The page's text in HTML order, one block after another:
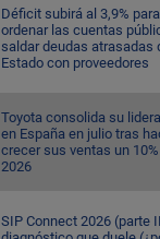
Déficit subirá al 3,9% para
ordenar las cuentas
saldar deudas atrasadas
Estado con proveedores
Toyota consolida su
en España en julio tras
crecer sus ventas un
2026
SIP Connect 2026 (parte